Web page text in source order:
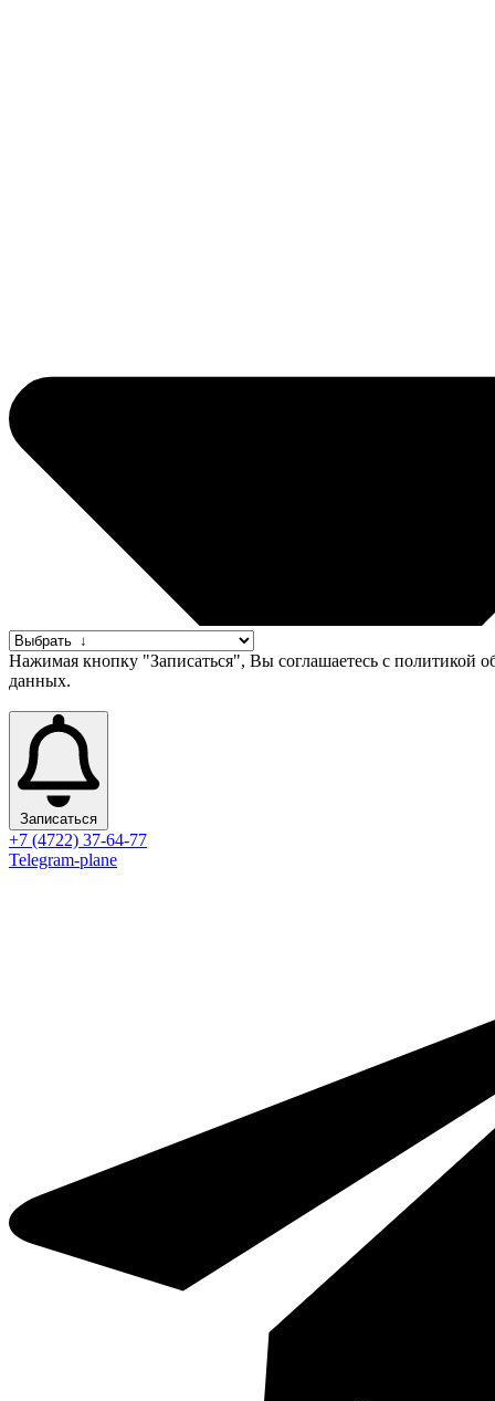
Нажимая кнопку "Записаться", Вы соглашаетесь с политикой
данных.
Записаться
+7 (4722) 37-64-77
Telegram-plane